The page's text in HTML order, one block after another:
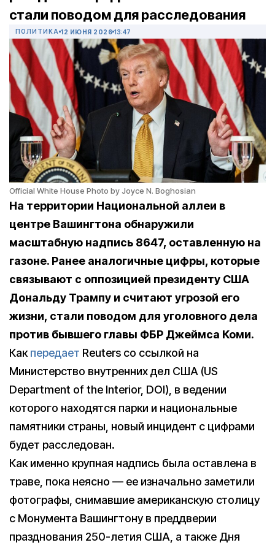
стали поводом для расследования
ПОЛИТИКА 12 ИЮНЯ 2026 13:47
Official White House Photo by Joyce N. Boghosian
На территории Национальной аллеи в
центре Вашингтона обнаружили
масштабную надпись 8647, оставленную на
газоне. Ранее аналогичные цифры, которые
связывают с оппозицией президенту США
Дональду Трампу и считают угрозой его
жизни, стали поводом для уголовного дела
против бывшего главы ФБР Джеймса Коми.
Какпередает Reuters со ссылкой на
Министерство внутренних дел США (US
Department of the Interior, DOI), в ведении
которого находятся парки и национальные
памятники страны, новый инцидент с цифрами
будет расследован.
Как именно крупная надпись была оставлена в
траве, пока неясно — ее изначально заметили
фотографы, снимавшие американскую столицу
с Монумента Вашингтону в преддверии
празднования 250-летия США, а также Дня